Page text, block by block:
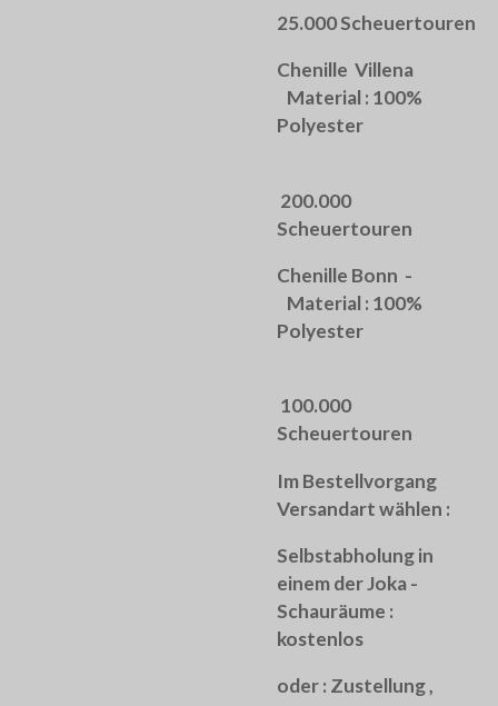
25.000 Scheuertouren
Chenille Villena
Material : 100%
Polyester
200.000
Scheuertouren
Chenille Bonn -
Material : 100%
Polyester
100.000
Scheuertouren
Im Bestellvorgang
Versandart wählen :
Selbstabholung in
einem der Joka -
Schauräume :
kostenlos
oder : Zustellung ,